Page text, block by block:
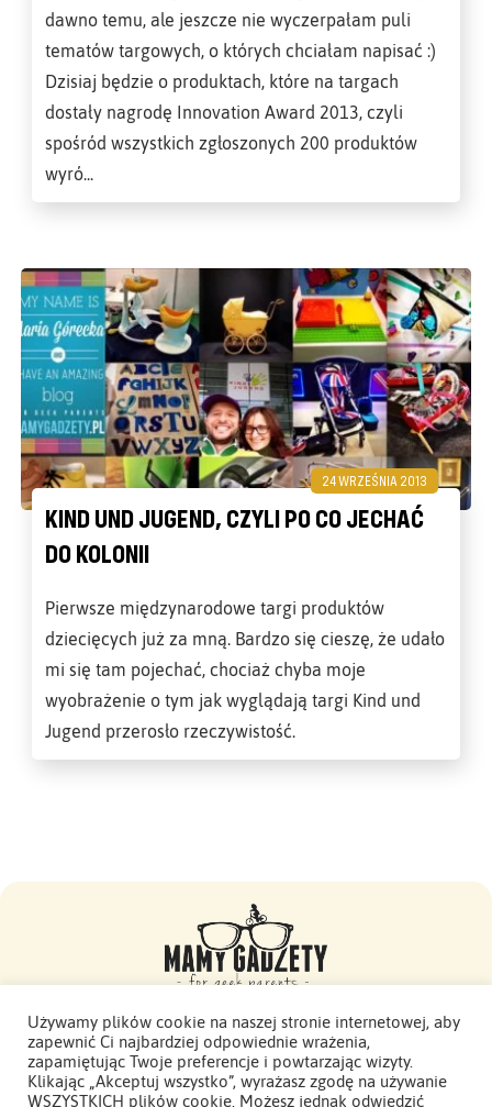
dawno temu, ale jeszcze nie wyczerpałam puli
tematów targowych, o których chciałam napisać :)
Dzisiaj będzie o produktach, które na targach
dostały nagrodę Innovation Award 2013, czyli
spośród wszystkich zgłoszonych 200 produktów
wyró...
24 WRZEŚNIA 2013
KIND UND JUGEND, CZYLI PO CO JECHAĆ
DO KOLONII
Pierwsze międzynarodowe targi produktów
dziecięcych już za mną. Bardzo się cieszę, że udało
mi się tam pojechać, chociaż chyba moje
wyobrażenie o tym jak wyglądają targi Kind und
Jugend przerosło rzeczywistość.
Mamy Gadżety -
2015 - 2026. Wszelkie prawa zastrzeżone.
Używamy plików cookie na naszej stronie internetowej, aby
zapewnić Ci najbardziej odpowiednie wrażenia,
zapamiętując Twoje preferencje i powtarzając wizyty.
Klikając „Akceptuj wszystko”, wyrażasz zgodę na używanie
WSZYSTKICH plików cookie. Możesz jednak odwiedzić